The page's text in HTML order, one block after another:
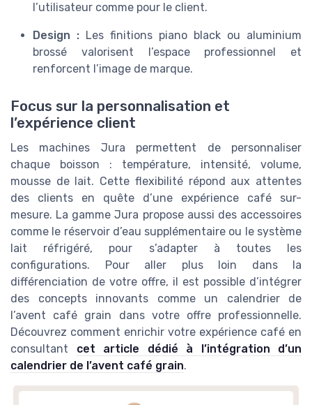
l’utilisateur comme pour le client.
Design : Les finitions piano black ou aluminium
brossé valorisent l’espace professionnel et
renforcent l’image de marque.
Focus sur la personnalisation et
l’expérience client
Les machines Jura permettent de personnaliser
chaque boisson : température, intensité, volume,
mousse de lait. Cette flexibilité répond aux attentes
des clients en quête d’une expérience café sur-
mesure. La gamme Jura propose aussi des accessoires
comme le réservoir d’eau supplémentaire ou le système
lait réfrigéré, pour s’adapter à toutes les
configurations. Pour aller plus loin dans la
différenciation de votre offre, il est possible d’intégrer
des concepts innovants comme un calendrier de
l’avent café grain dans votre offre professionnelle.
Découvrez comment enrichir votre expérience café en
consultant cet article dédié à l’intégration d’un
calendrier de l’avent café grain.